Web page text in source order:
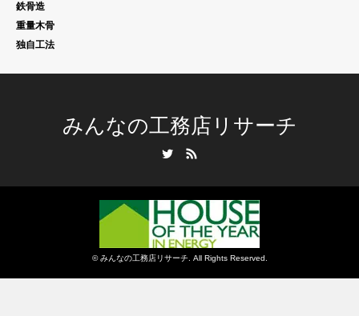
鉄骨造
重量木骨
独自工法
みんなの工務店リサーチ
©みんなの工務店リサーチ. All Rights Reserved.